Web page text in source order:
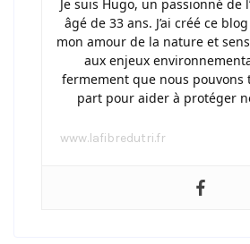
Je suis Hugo, un passionné de
âgé de 33 ans. J’ai créé ce
mon amour de la nature et
aux enjeux
fermement que nous pouvons
part pour aider à protéger
www.lafibredutri.fr